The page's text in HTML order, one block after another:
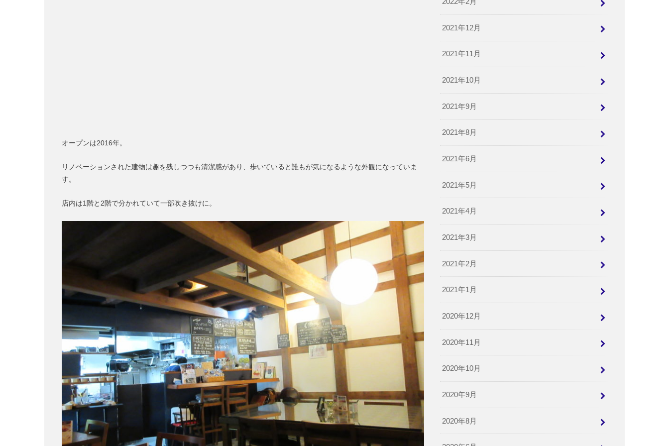
オープンは2016年。
リノベーションされた建物は趣を残しつつも清潔感があり、歩いていると誰もが気になるような外観になっていま
す。
店内は1階と2階で分かれていて一部吹き抜けに。
2021年12月
2021年11月
2021年10月
2021年9月
2021年8月
2021年6月
2021年5月
2021年4月
2021年3月
2021年2月
2021年1月
2020年12月
2020年11月
2020年10月
2020年9月
2020年8月